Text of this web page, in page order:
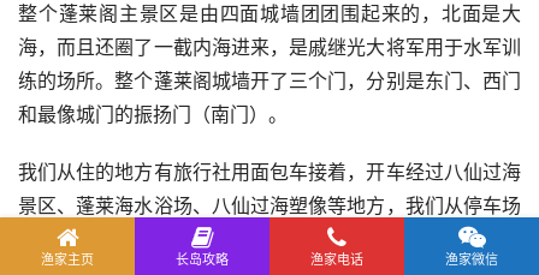
整个蓬莱阁主景区是由四面城墙团团围起来的，北面是大
海，而且还圈了一截内海进来，是戚继光大将军用于水军训
练的场所。整个蓬莱阁城墙开了三个门，分别是东门、西门
和最像城门的振扬门（南门）。
我们从住的地方有旅行社用面包车接着，开车经过八仙过海
景区、蓬莱海水浴场、八仙过海塑像等地方，我们从停车场
走过了会仙桥，就从城墙的东门进入了蓬莱阁主景区。就在
渔家主页 长岛攻略 渔家电话 渔家微信